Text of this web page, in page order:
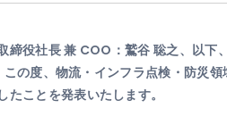
役社長 兼 COO：鷲谷 聡之、以
の度、物流・インフラ点検・防災
ことを発表いたします。